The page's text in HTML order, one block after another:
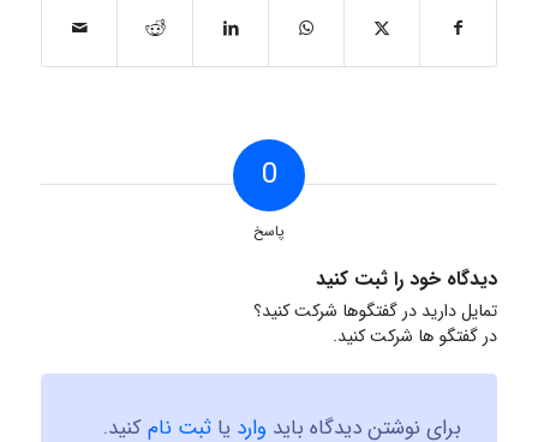
0
پاسخ
دیدگاه خود را ثبت کنید
تمایل دارید در گفتگوها شرکت کنید؟
در گفتگو ها شرکت کنید.
برای نوشتن دیدگاه باید وارد یا ثبت نامکنید.